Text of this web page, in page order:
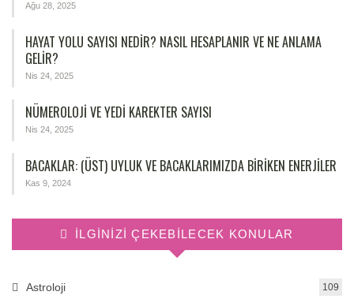
Ağu 28, 2025
HAYAT YOLU SAYISI NEDIR? NASIL HESAPLANIR VE NE ANLAMA
GELIR?
Nis 24, 2025
NÜMEROLOJİ VE YEDİ KAREKTER SAYISI
Nis 24, 2025
BACAKLAR: (ÜST) UYLUK VE BACAKLARIMIZDA BIRIKEN ENERJILER
Kas 9, 2024
İLGINIZI ÇEKEBILECEK KONULAR
Astroloji 109